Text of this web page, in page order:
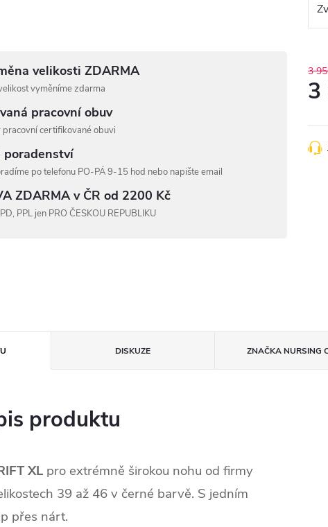
velikosti ZDARMA
vyměníme zdarma
pracovní obuv
certifikované obuvi
poradenství
po telefonu PO-PÁ 9-15 hod nebo napište email
ZDARMA v ČR od 2200 Kč
PPL jen PRO ČESKOU REPUBLIKU
3
3
DISKUZE ZNAČKANURSING
produktu
XL pro extrémně širokou nohu od firmy
39 až 46 v černé barvě. S jedním
přes nárt.